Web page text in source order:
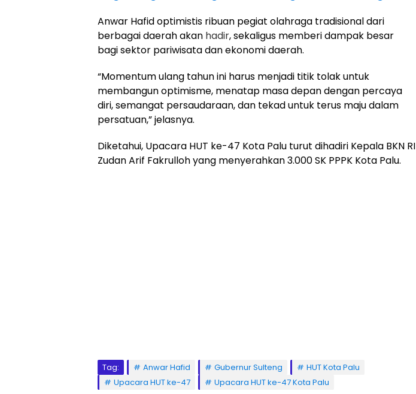
Anwar Hafid optimistis ribuan pegiat olahraga tradisional dari
berbagai daerah akan hadir, sekaligus memberi dampak besar
bagi sektor pariwisata dan ekonomi daerah.
“Momentum ulang tahun ini harus menjadi titik tolak untuk
membangun optimisme, menatap masa depan dengan percaya
diri, semangat persaudaraan, dan tekad untuk terus maju dalam
persatuan,” jelasnya.
Diketahui, Upacara HUT ke-47 Kota Palu turut dihadiri Kepala BKN RI
Zudan Arif Fakrulloh yang menyerahkan 3.000 SK PPPK Kota Palu.
Tag: Anwar Hafid Gubernur Sulteng
HUT Kota Palu
Upacara HUT ke-47
Upacara HUT ke-47 Kota Palu